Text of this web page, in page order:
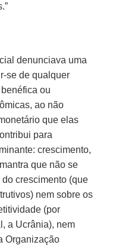
denunciava uma
se de qualquer
ou
ao não
que elas
para
crescimento,
que não se
crescimento (que
nem sobre os
(por
a Ucrânia), nem
Organização